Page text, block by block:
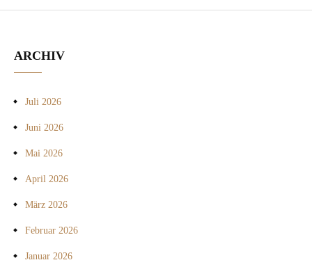
ARCHIV
Juli 2026
Juni 2026
Mai 2026
April 2026
März 2026
Februar 2026
Januar 2026